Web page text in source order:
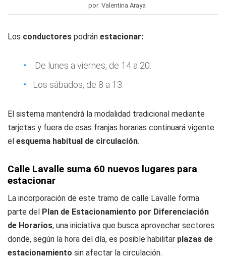
por Valentina Araya
Los conductores podrán estacionar:
De lunes a viernes, de 14 a 20.
Los sábados, de 8 a 13.
El sistema mantendrá la modalidad tradicional mediante
tarjetas y fuera de esas franjas horarias continuará vigente
el esquema habitual de circulación.
Calle Lavalle suma 60 nuevos lugares para
estacionar
La incorporación de este tramo de calle Lavalle forma
parte del Plan de Estacionamiento por Diferenciación
de Horarios, una iniciativa que busca aprovechar sectores
donde, según la hora del día, es posible habilitar plazas de
estacionamiento sin afectar la circulación.